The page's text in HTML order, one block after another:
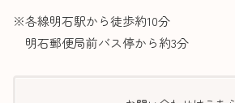
※各線明石駅から徒歩約10分
明石郵便局前バス停から約3分